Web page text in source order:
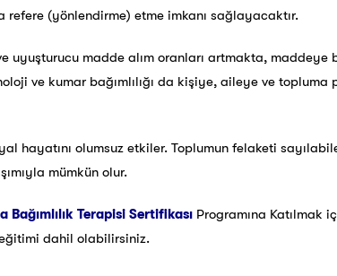
(yönlendirme) etme imkanı sağlayacaktır.
uyuşturucu madde alım oranları artmakta,
ve kumar bağımlılığı da kişiye, aileye ve
hayatını olumsuz etkiler. Toplumun felaketi
mümkün olur.
Bağımlılık Terapisi Sertifikası Programına Katılmak
dahil olabilirsiniz.